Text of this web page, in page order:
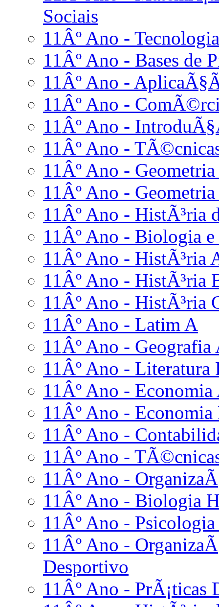
Sociais
11Âº Ano -
11Âº Ano - Bases de
11Âº Ano -
11Âº Ano -
11Âº Ano -
11Âº Ano -
11Âº Ano -
11Âº Ano -
11Âº Ano - HistÃ³ria
11Âº Ano - Biologia
11Âº Ano - HistÃ³ria
11Âº Ano - HistÃ³ria
11Âº Ano - HistÃ³ria
11Âº Ano - Latim A
11Âº Ano - Geografia
11Âº Ano - Literatura
11Âº Ano - Economia
11Âº Ano - Economia
11Âº Ano -
11Âº Ano -
11Âº Ano -
11Âº Ano - Biologia
11Âº Ano -
11Âº Ano -
Desportivo
11Âº Ano - PrÃ¡ticas